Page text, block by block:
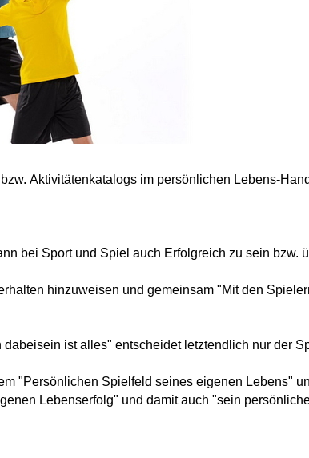
bzw. Aktivitätenkatalogs im persönlichen Lebens-
bei Sport und Spiel auch Erfolgreich zu sein bzw.
hinzuweisen und gemeinsam "Mit den
ist alles" entscheidet letztendlich nur der
"Persönlichen Spielfeld seines eigenen Lebens"
Lebenserfolg" und damit auch "sein